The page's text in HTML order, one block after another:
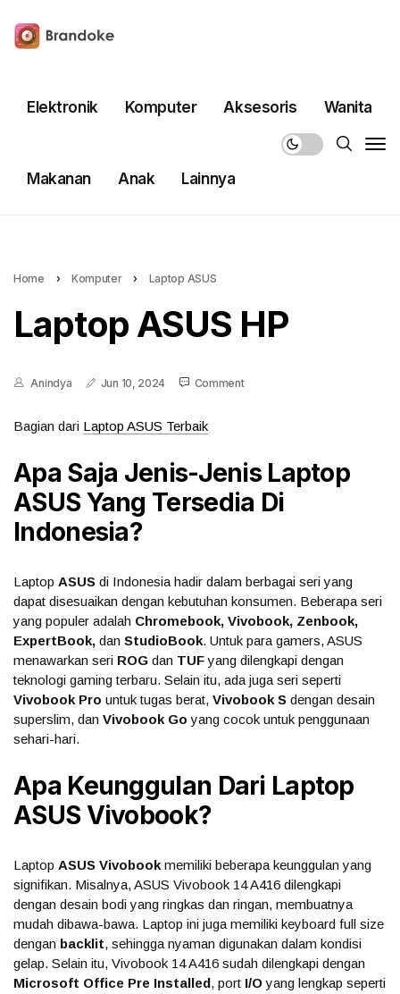
Elektronik Komputer Aksesoris Wanita
Makanan Anak Lainnya
Home › Komputer › Laptop ASUS
Laptop ASUS HP
Anindya Jun 10, 2024 Comment
Bagian dari Laptop ASUS Terbaik
Apa Saja Jenis-Jenis Laptop
ASUS Yang Tersedia Di
Indonesia?
Laptop ASUS di Indonesia hadir dalam berbagai seri yang
dapat disesuaikan dengan kebutuhan konsumen. Beberapa seri
yang populer adalah Chromebook, Vivobook, Zenbook,
ExpertBook, dan StudioBook. Untuk para gamers, ASUS
menawarkan seri ROG dan TUFyang dilengkapi dengan
teknologi gaming terbaru. Selain itu, ada juga seri seperti
Vivobook Pro untuk tugas berat, Vivobook S dengan desain
superslim, dan Vivobook Go yang cocok untuk penggunaan
sehari-hari.
Apa Keunggulan Dari Laptop
ASUS Vivobook?
Laptop ASUS Vivobook memiliki beberapa keunggulan yang
signifikan. Misalnya, ASUS Vivobook 14 A416 dilengkapi
dengan desain bodi yang ringkas dan ringan, membuatnya
mudah dibawa-bawa. Laptop ini juga memiliki keyboard full size
dengan backlit, sehingga nyaman digunakan dalam kondisi
gelap. Selain itu, Vivobook 14 A416 sudah dilengkapi dengan
Microsoft Office Pre Installed, port I/Oyang lengkap seperti